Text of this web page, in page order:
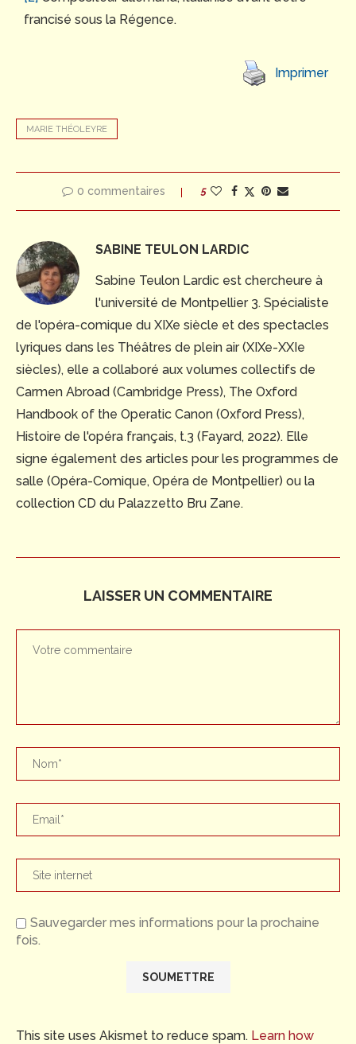
francisé sous la Régence.
Imprimer
MARIE THÉOLEYRE
0 commentaires 5
SABINE TEULON LARDIC
Sabine Teulon Lardic est chercheure à
l'université de Montpellier 3. Spécialiste
de l'opéra-comique du XIXe siècle et des spectacles
lyriques dans les Théâtres de plein air (XIXe-XXIe
siècles), elle a collaboré aux volumes collectifs de
Carmen Abroad (Cambridge Press), The Oxford
Handbook of the Operatic Canon (Oxford Press),
Histoire de l'opéra français, t.3 (Fayard, 2022). Elle
signe également des articles pour les programmes de
salle (Opéra-Comique, Opéra de Montpellier) ou la
collection CD du Palazzetto Bru Zane.
LAISSER UN COMMENTAIRE
Sauvegarder mes informations pour la prochaine
fois.
This site uses Akismet to reduce spam. Learn how